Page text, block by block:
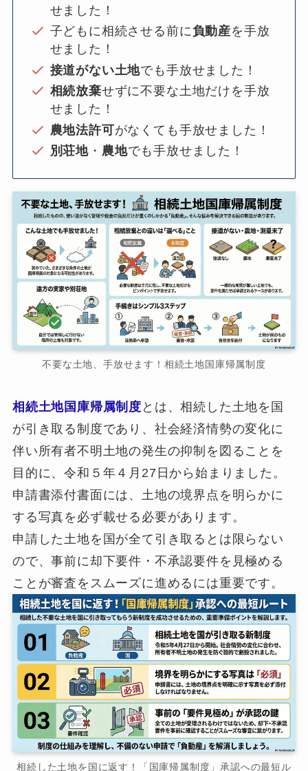
せました！
子どもに相続させる前に負動産を手放
せました！
接道がない土地でも手放せました！
相続放棄せずに不要な土地だけを手放
せました！
農地法許可がなくても手放せました！
別荘地 ・ 農地でも手放せました！
不要な土地、手放せます！相続土地国庫帰属制度
相続土地国庫帰属制度 とは、相続した土地を国
が引き取る制度であり、社会経済情勢の変化に
伴い所有者不明土地の発生の抑制を図ることを
目的に、令和５年４月27日から始まりました。
申請書添付書面には、土地の境界点を明らかに
する写真を必ず載せる必要があります。
申請した土地を国が全て引き取るとは限らない
ので、事前に却下要件・不承認要件を見極める
ことが審査をスムーズに進めるには重要です。
相続した土地を国に返す！「国庫帰属制度」承認への最短ル